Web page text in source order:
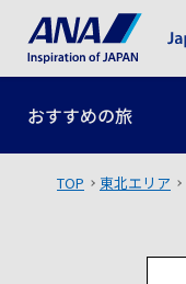
おすすめの旅
TOP 東北エリア